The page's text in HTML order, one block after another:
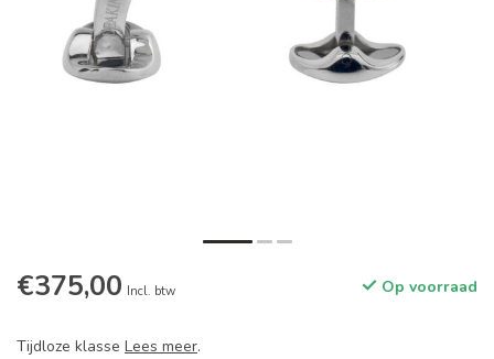
€375,00 Incl. btw Op voorraad
Tijdloze klasse Lees meer.